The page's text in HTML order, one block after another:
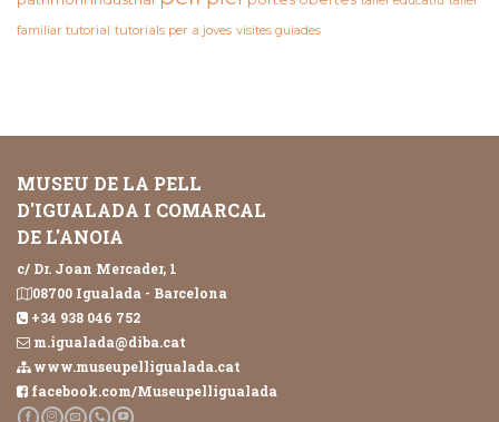
familiar tutorial tutorials per a joves visites guiades
MUSEU DE LA PELL
D'IGUALADA I COMARCAL
DE L'ANOIA
c/ Dr. Joan Mercader, 1
08700 Igualada - Barcelona
+34 938 046 752
m.igualada@diba.cat
www.museupelligualada.cat
facebook.com/Museupelligualada